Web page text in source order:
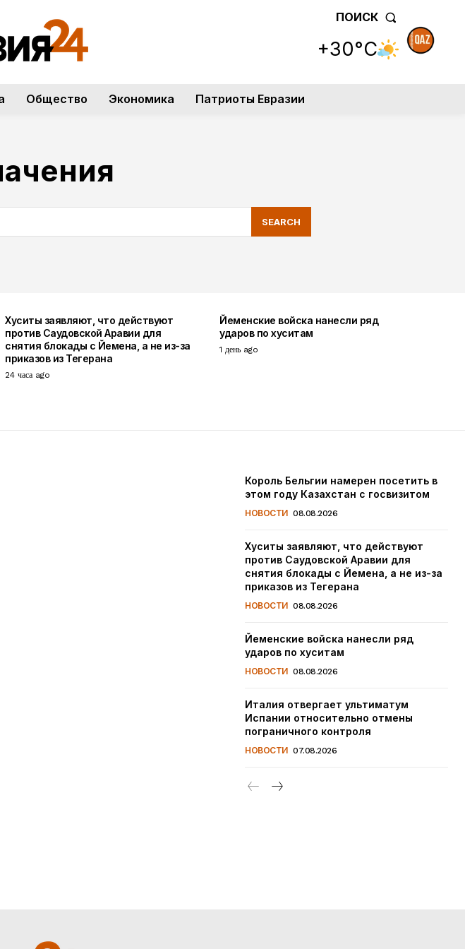
ПОИСК
+30°C
Общество Экономика Патриоты Евразии
SEARCH
Хуситы заявляют, что действуют
против Саудовской Аравии для
снятия блокады с Йемена, а не из-за
приказов из Тегерана
24 часа ago
Йеменские войска нанесли ряд
ударов по хуситам
1 день ago
Король Бельгии намерен посетить в
этом году Казахстан с госвизитом
НОВОСТИ 08.08.2026
Хуситы заявляют, что действуют
против Саудовской Аравии для
снятия блокады с Йемена, а не из-за
приказов из Тегерана
НОВОСТИ 08.08.2026
Йеменские войска нанесли ряд
ударов по хуситам
НОВОСТИ 08.08.2026
Италия отвергает ультиматум
Испании относительно отмены
пограничного контроля
НОВОСТИ 07.08.2026